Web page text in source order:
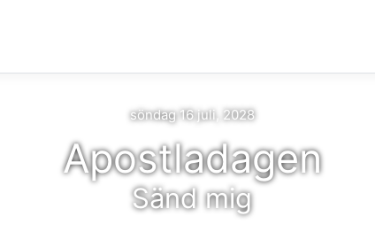
söndag 16 juli, 2028
Apostladagen
Sänd mig